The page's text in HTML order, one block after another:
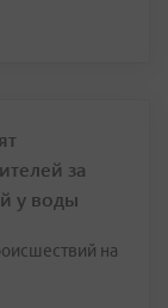
за
у воды
на